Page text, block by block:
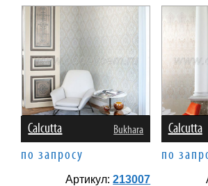
Calcutta Bukhara
по запросу
Артикул:213007
Calcutta
по